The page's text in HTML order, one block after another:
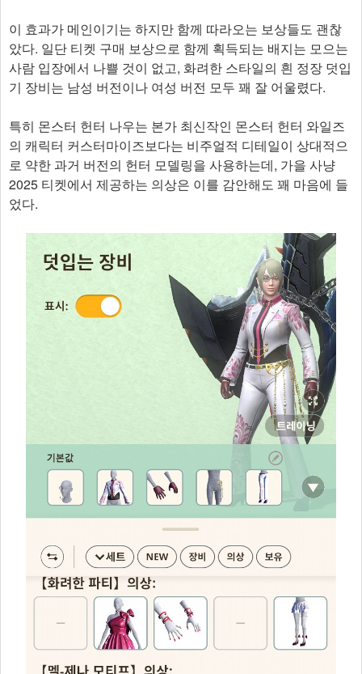
이 효과가 메인이기는 하지만 함께 따라오는 보상들도 괜찮
았다. 일단 티켓 구매 보상으로 함께 획득되는 배지는 모으는
사람 입장에서 나쁠 것이 없고, 화려한 스타일의 흰 정장 덧입
기 장비는 남성 버전이나 여성 버전 모두 꽤 잘 어울렸다.
특히 몬스터 헌터 나우는 본가 최신작인 몬스터 헌터 와일즈
의 캐릭터 커스터마이즈보다는 비주얼적 디테일이 상대적으
로 약한 과거 버전의 헌터 모델링을 사용하는데, 가을 사냥
2025 티켓에서 제공하는 의상은 이를 감안해도 꽤 마음에 들
었다.